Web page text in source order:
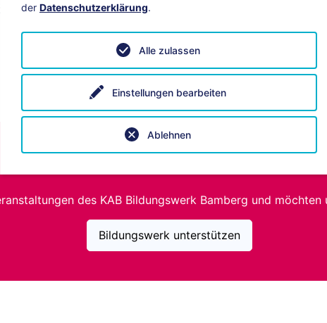
technischen Fragen hilft unsere
des KAB Bildungswerk Bamberg und
Bildungswerk unterstützen
der Datenschutzerklärung.
Einstellungen bearbeiten
Ablehnen
Alle zulassen